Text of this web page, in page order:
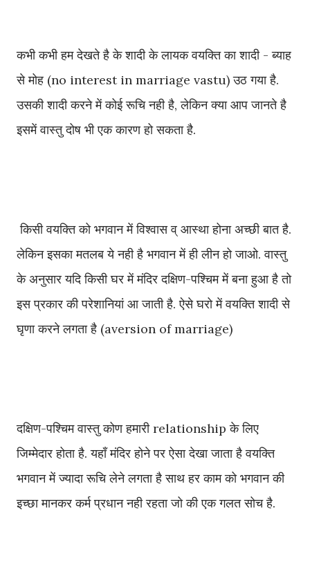
कभी कभी हम देखते है के शादी के लायक वयक्ति का शादी - ब्याह
से मोह (no interest in marriage vastu) उठ गया है.
उसकी शादी करने में कोई रूचि नही है, लेकिन क्या आप जानते है
इसमें वास्तु दोष भी एक कारण हो सकता है.
किसी वयक्ति को भगवान में विश्वास व् आस्था होना अच्छी बात है.
लेकिन इसका मतलब ये नही है भगवान में ही लीन हो जाओ. वास्तु
के अनुसार यदि किसी घर में मंदिर दक्षिण-पश्चिम में बना हुआ है तो
इस प्रकार की परेशानियां आ जाती है. ऐसे घरो में वयक्ति शादी से
घृणा करने लगता है (aversion of marriage)
दक्षिण-पश्चिम वास्तु कोण हमारी relationship के लिए
जिम्मेदार होता है. यहाँ मंदिर होने पर ऐसा देखा जाता है वयक्ति
भगवान में ज्यादा रूचि लेने लगता है साथ हर काम को भगवान की
इच्छा मानकर कर्म प्रधान नही रहता जो की एक गलत सोच है.